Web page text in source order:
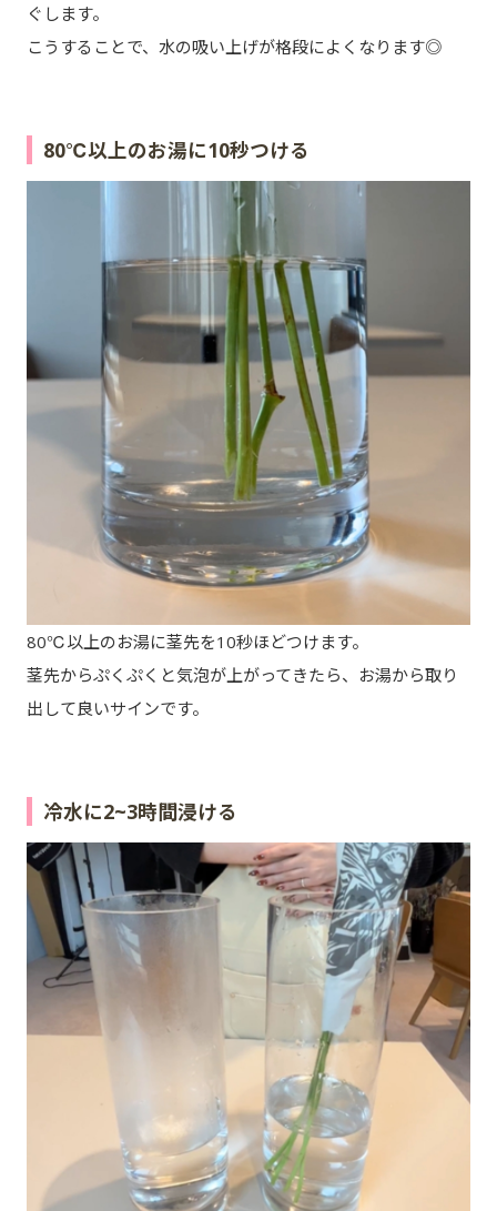
ぐします。
こうすることで、水の吸い上げが格段によくなります◎
80℃以上のお湯に10秒つける
80℃以上のお湯に茎先を10秒ほどつけます。
茎先からぷくぷくと気泡が上がってきたら、お湯から取り
出して良いサインです。
冷水に2~3時間浸ける